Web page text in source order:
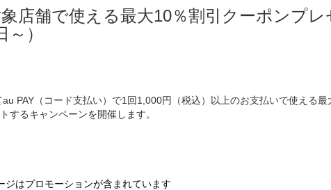
店舗で使える最大10％割引クーポンプレ
）
PAY（コード支払い）で1回1,000円（税込）以上のお支払いで使える最
するキャンペーンを開催します。
ジはプロモーションが含まれています